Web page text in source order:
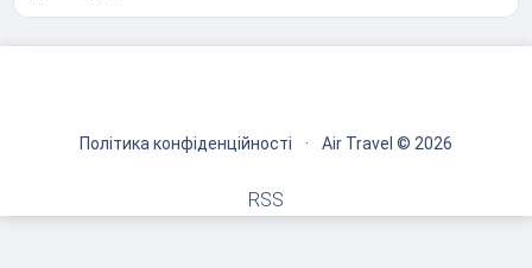
Політика конфіденційності · Air Travel © 2026
RSS